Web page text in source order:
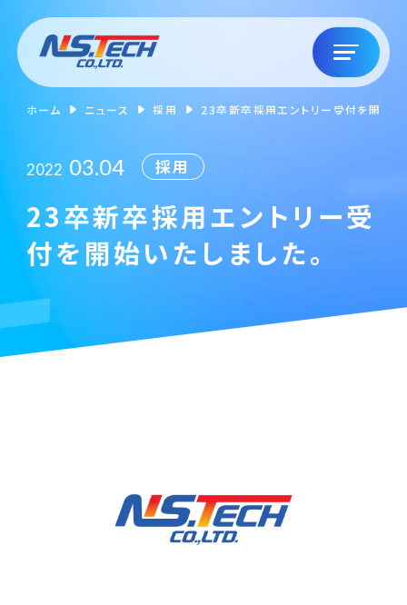
ホーム ニュース 採用 23卒新卒採用エントリー受付を開始い
2022 03.04 採用
23卒新卒採用エントリー受
付を開始いたしました。